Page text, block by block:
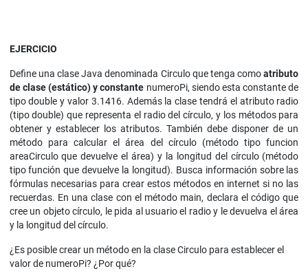
EJERCICIO
Define una clase Java denominada Circulo que tenga comoatributo
de clase (estático) y constante numeroPi, siendo esta constante de
tipo double y valor 3.1416. Además la clase tendrá el atributo radio
(tipo double) que representa el radio del círculo, y los métodos para
obtener y establecer los atributos. También debe disponer de un
método para calcular el área del círculo (método tipo funcion
areaCirculo que devuelve el área) y la longitud del círculo (método
tipo función que devuelve la longitud). Busca información sobre las
fórmulas necesarias para crear estos métodos en internet si no las
recuerdas. En una clase con el método main, declara el código que
cree un objeto círculo, le pida al usuario el radio y le devuelva el área
y la longitud del círculo.
¿Es posible crear un método en la clase Circulo para establecer el
valor de numeroPi? ¿Por qué?